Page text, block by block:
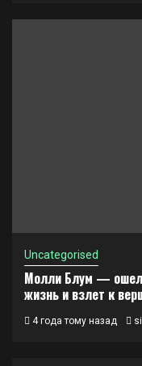
Uncategorised
Молли Блум —
жизнь и взлет к
4 года тому назад